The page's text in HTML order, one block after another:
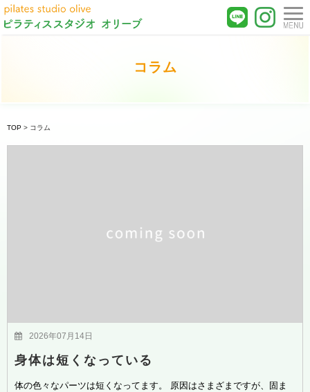
コラム
TOP > コラム
2026年07月14日
身体は短くなっている
体の色々なパーツは短くなってます。 原因はさまざまですが、固ま